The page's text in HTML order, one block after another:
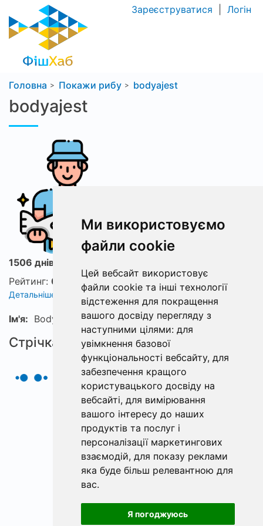
Ми використовуємо
файли cookie
Цей вебсайт використовує
файли cookie та інші технології
відстеження для покращення
вашого досвіду перегляду з
наступними цілями: для
увімкнення базової
функціональності вебсайту, для
забезпечення кращого
користувацького досвіду на
вебсайті, для вимірювання
вашого інтересу до наших
продуктів та послуг і
персоналізації маркетингових
взаємодій, для показу реклами
яка буде більш релевантною для
вас.
Я погоджуюсь
Зареєструватися Логін
Головна Покажи рибу bodyajest
bodyajest
1506 днів з ФішХаб
Рейтинг: 0
Детальніше про рейтинг
Ім'я: Bodya
Стрічка